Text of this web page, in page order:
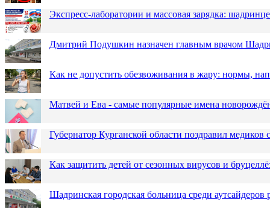
Экспресс-лаборатории и массовая зарядка:
Дмитрий Подушкин назначен главным врачом
Как не допустить обезвоживания в жару: нормы,
Матвей и Ева - самые популярные имена
Губернатор Курганской области поздравил
Как защитить детей от сезонных вирусов и
Шадринская городская больница среди